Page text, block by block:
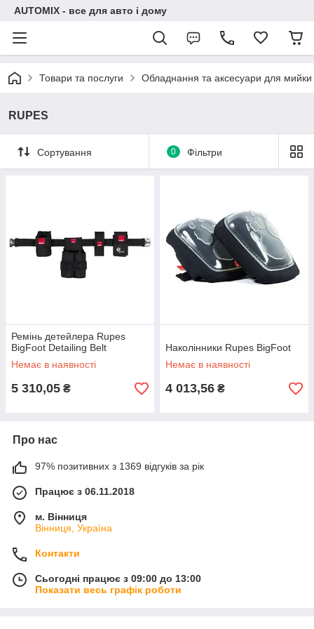
AUTOMIX - все для авто і дому
Товари та послуги Обладнання та аксесуари для мийки
RUPES
Сортування 0 Фільтри
Ремінь детейлера Rupes
BigFoot Detailing Belt
Немає в наявності
5 310,05 ₴
Наколінники Rupes BigFoot
Немає в наявності
4 013,56 ₴
Про нас
97% позитивних з 1369 відгуків за рік
Працює з 06.11.2018
м. Вінниця
Вінниця, Україна
Контакти
Сьогодні працює з 09:00 до 13:00
Показати весь графік роботи